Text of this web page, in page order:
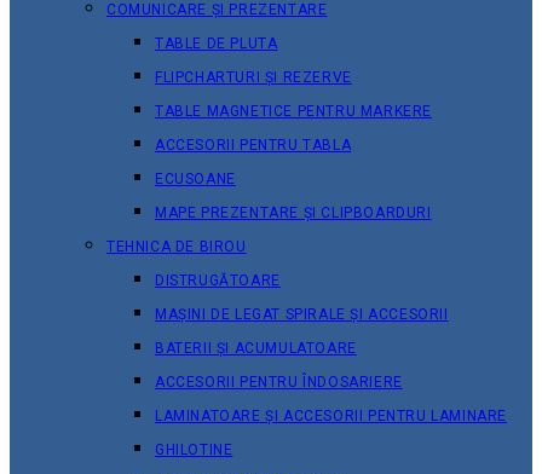
COMUNICARE ȘI PREZENTARE
TABLE DE PLUTA
FLIPCHARTURI ȘI REZERVE
TABLE MAGNETICE PENTRU MARKERE
ACCESORII PENTRU TABLA
ECUSOANE
MAPE PREZENTARE ȘI CLIPBOARDURI
TEHNICA DE BIROU
DISTRUGĂTOARE
MAȘINI DE LEGAT SPIRALE ȘI ACCESORII
BATERII ȘI ACUMULATOARE
ACCESORII PENTRU ÎNDOSARIERE
LAMINATOARE ȘI ACCESORII PENTRU LAMINARE
GHILOTINE